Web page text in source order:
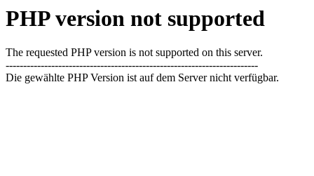
PHP version not supported
The requested PHP version is not supported on this server.
------------------------------------------------------------------------
Die gewählte PHP Version ist auf dem Server nicht verfügbar.